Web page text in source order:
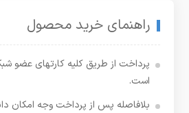
راهنمای خرید محصول
پرداخت از طریق کلیه کارتهای عضو
است.
بلافاصله پس از پرداخت وجه امکان